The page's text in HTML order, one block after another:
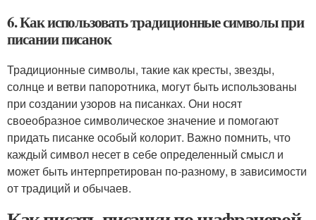
6. Как использовать традиционные символы при
писании писанок
Традиционные символы, такие как кресты, звезды,
солнце и ветви папоротника, могут быть использованы
при создании узоров на писанках. Они носят
своеобразное символическое значение и помогают
придать писанке особый колорит. Важно помнить, что
каждый символ несет в себе определенный смысл и
может быть интерпретирован по-разному, в зависимости
от традиций и обычаев.